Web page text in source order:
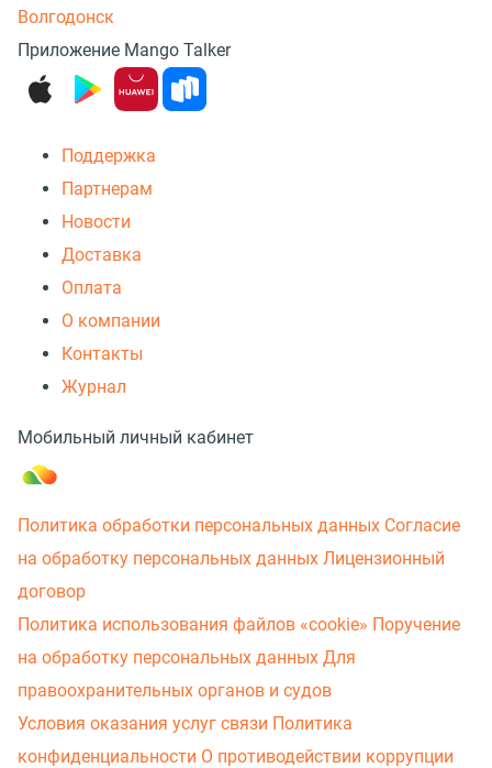
Волгодонск
Приложение Mango Talker
Поддержка
Партнерам
Новости
Доставка
Оплата
О компании
Контакты
Журнал
Мобильный личный кабинет
Политика обработки персональных данных Согласие
на обработку персональных данных Лицензионный
договор
Политика использования файлов «cookie» Поручение
на обработку персональных данных Для
правоохранительных органов и судов
Условия оказания услуг связи Политика
конфиденциальности О противодействии коррупции